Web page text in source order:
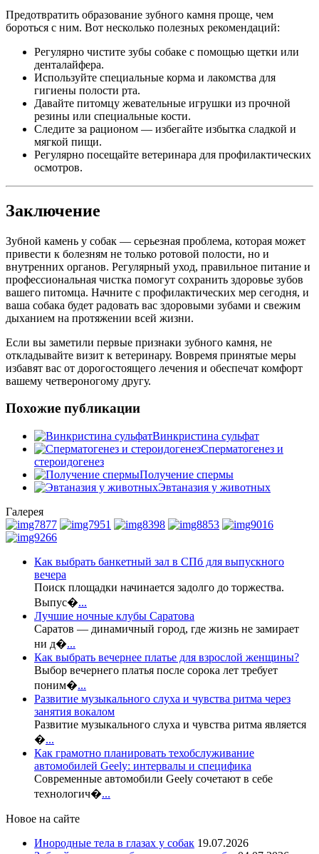
Предотвратить образование зубного камня проще, чем
бороться с ним. Вот несколько полезных рекомендаций:
Регулярно чистите зубы собаке с помощью щетки или
денталайфера.
Используйте специальные корма и лакомства для
гигиены полости рта.
Давайте питомцу жевательные игрушки из прочной
резины или специальные кости.
Следите за рационом — избегайте избытка сладкой и
мягкой пищи.
Регулярно посещайте ветеринара для профилактических
осмотров.
Заключение
Зубной камень у собак — серьезная проблема, которая может
привести к болезням не только ротовой полости, но и
внутренних органов. Регулярный уход, правильное питание и
профессиональная чистка помогут сохранить здоровье зубов
вашего питомца. Начните с профилактических мер сегодня, и
ваша собака будет радовать вас здоровыми зубами и свежим
дыханием на протяжении всей жизни.
Если вы заметили первые признаки зубного камня, не
откладывайте визит к ветеринару. Вовремя принятые меры
избавят вас от дорогостоящего лечения и обеспечат комфорт
вашему четвероногому другу.
Похожие публикации
Винкристина сульфат
Сперматогенез и
стероидогенез
Получение спермы
Эвтаназия у животных
Галерея
Как выбрать банкетный зал в СПб для выпускного
вечера
Поиск площадки начинается задолго до торжества.
Выпус�...
Лучшие ночные клубы Саратова
Саратов — динамичный город, где жизнь не замирает
ни д�...
Как выбрать вечернее платье для взрослой женщины?
Выбор вечернего платья после сорока лет требует
поним�...
Развитие музыкального слуха и чувства ритма через
занятия вокалом
Развитие музыкального слуха и чувства ритма является
�...
Как грамотно планировать техобслуживание
автомобилей Geely: интервалы и специфика
Современные автомобили Geely сочетают в себе
технологич�...
Новое на сайте
Инородные тела в глазах у собак 19.07.2026